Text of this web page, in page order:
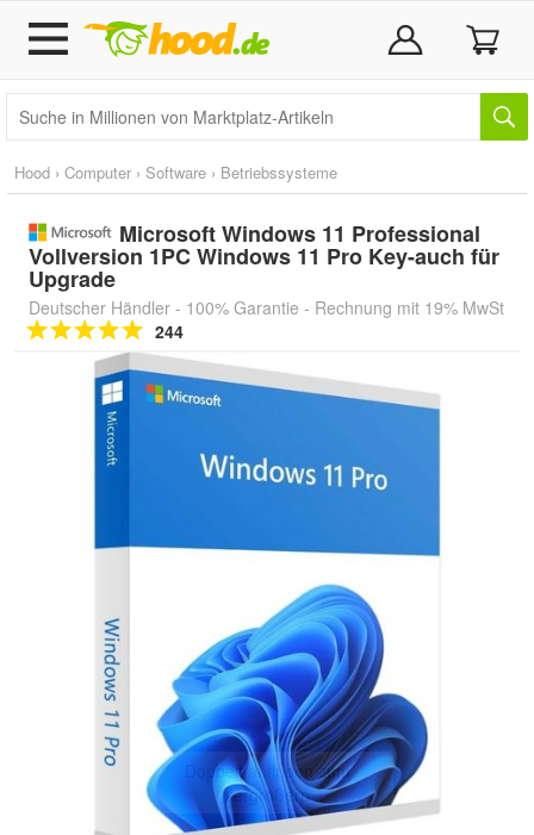
Hood › Computer › Software › Betriebssysteme
Microsoft Windows 11 Professional
Vollversion 1PC Windows 11 Pro Key-auch für
Upgrade
Deutscher Händler - 100% Garantie - Rechnung mit 19% MwSt
244
Doppelt antippen zum
vergrößern